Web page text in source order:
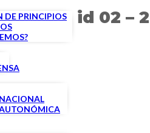
DE PRINCIPIOSMadrid 02 –